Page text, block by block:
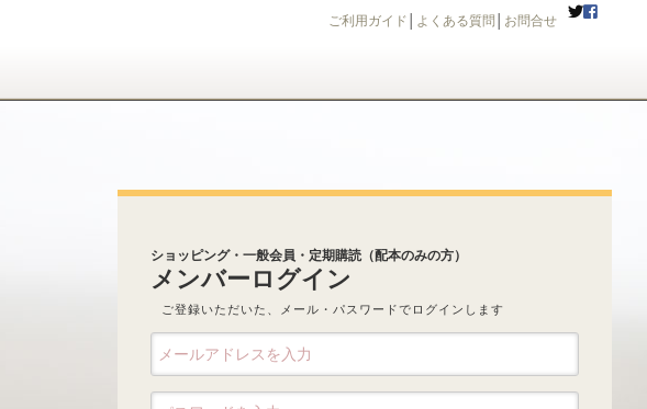
ご利用ガイド よくある質問 お問合せ
ショッピング・一般会員・定期購読（配本のみの方）
メンバーログイン
ご登録いただいた、メール・パスワードでログインします